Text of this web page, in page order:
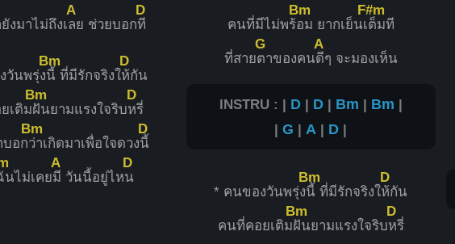
งมาไม่ถึงเ
A
ลย ช่วยบอก
D
ที
วันพรุ่ง
Bm
นี้ ที่มีรักจริงใ
D
ห้กัน
เติม
Bm
ฝันยามแรงใจริบ
D
หรี่
อก
Bm
ว่าเกิดมาเพื่อใจดวง
D
นี้
นไม่เคย
A
มี วันนี้อยู่ไห
D
น
คนที่มีไม่พร้
Bm
อม ยากเย็นเ
F#m
ต็มที
ที่สาย
G
ตาของคน
A
ดีๆ จะมองเห็น
INSTRU : | D| D| Bm | Bm |
|G | A | D |
* คนของวันพรุ่ง
Bm
นี้ ที่มีรักจริงใ
D
ห้กัน
คนที่คอยเติม
Bm
ฝันยามแรงใจริบ
D
หรี่